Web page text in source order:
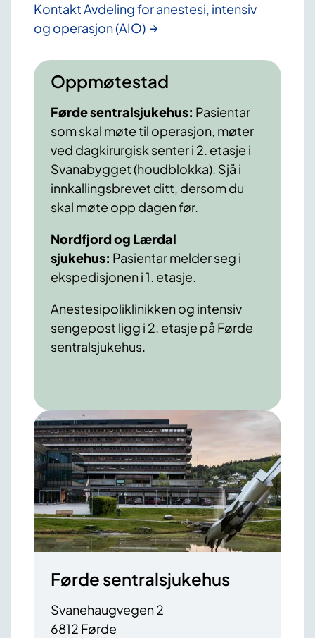
Kontakt Avdeling for anestesi, intensiv
og operasjon (AIO)
Oppmøtestad
Førde sentralsjukehus: Pasientar
som skal møte til operasjon, møter
ved dagkirurgisk senter i 2. etasje i
Svanabygget (houdblokka). Sjå i
innkallingsbrevet ditt, dersom du
skal møte opp dagen før.
Nordfjord og Lærdal
sjukehus: Pasientar melder seg i
ekspedisjonen i 1. etasje.
Anestesipoliklinikken og intensiv
sengepost ligg i 2. etasje på Førde
sentralsjukehus.
Førde sentralsjukehus
Svanehaugvegen 2
6812 Førde